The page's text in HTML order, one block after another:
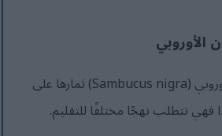
الأوروبي
تنتج أشجار البلسان الأوروبي (Sambucus nigra) ثمارها على
فهي تتطلب نهجًا مختلفًا للتقليم.